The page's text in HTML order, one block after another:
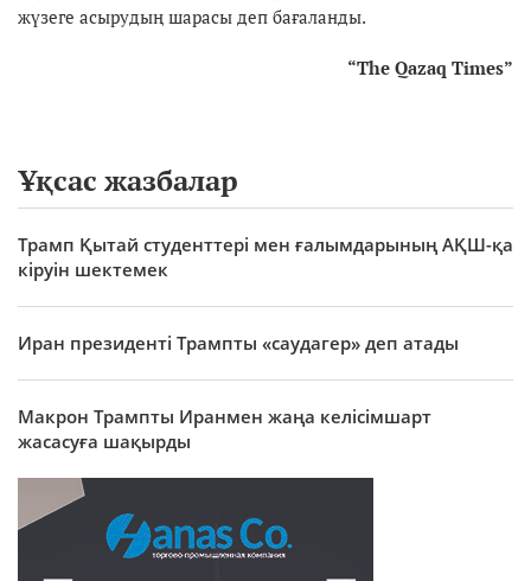
жүзеге асырудың шарасы деп бағаланды.
“The Qazaq Times”
Ұқсас жазбалар
Трамп Қытай студенттері мен ғалымдарының АҚШ-қа
кіруін шектемек
Иран президенті Трампты «саудагер» деп атады
Макрон Трампты Иранмен жаңа келісімшарт
жасасуға шақырды